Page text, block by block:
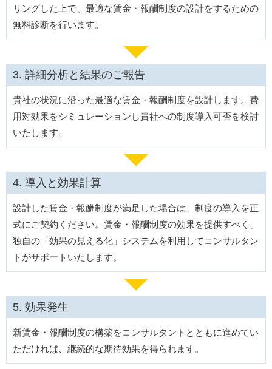
リングした上で、最適な賃金・報酬制度の設計をするための
無料診断を行います。
詳細分析と結果のご報告
貴社の状況に沿った最適な賃金・報酬制度を設計します。費
用対効果をシミュレーションし貴社への制度導入可否を検討
いたします。
導入と効果計算
設計した賃金・報酬制度が満足した場合は、制度の導入を正
式にご契約ください。賃金・報酬制度の効果を提供すべく、
独自の「効果の見える化」システムを利用してコンサルタン
トがサポートいたします。
効果発生
新賃金・報酬制度の構築をコンサルタントとともに進めてい
ただければ、継続的な期待効果を得られます。